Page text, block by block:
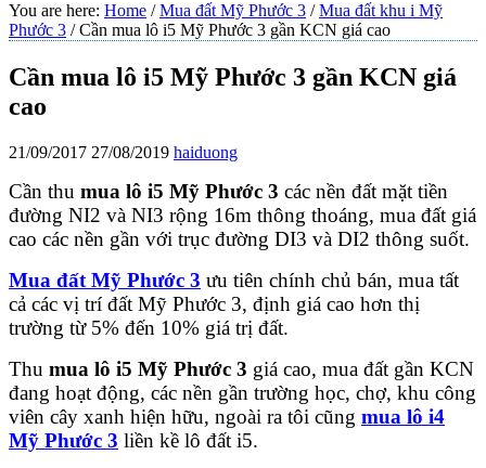
You are here: Home / Mua đất Mỹ Phước 3 / Mua đất khu i Mỹ
Phước 3 /Cần mua lô i5 Mỹ Phước 3 gần KCN giá cao
Cần mua lô i5 Mỹ Phước 3 gần KCN giá
cao
21/09/2017 27/08/2019 haiduong
Cần thu mua lô i5 Mỹ Phước 3 các nền đất mặt tiền
đường NI2 và NI3 rộng 16m thông thoáng, mua đất giá
cao các nền gần với trục đường DI3 và DI2 thông suốt.
Mua đất Mỹ Phước 3 ưu tiên chính chủ bán, mua tất
cả các vị trí đất Mỹ Phước 3, định giá cao hơn thị
trường từ 5% đến 10% giá trị đất.
Thu mua lô i5 Mỹ Phước 3 giá cao, mua đất gần KCN
đang hoạt động, các nền gần trường học, chợ, khu công
viên cây xanh hiện hữu, ngoài ra tôi cũng mua lô i4
Mỹ Phước 3 liền kề lô đất i5.